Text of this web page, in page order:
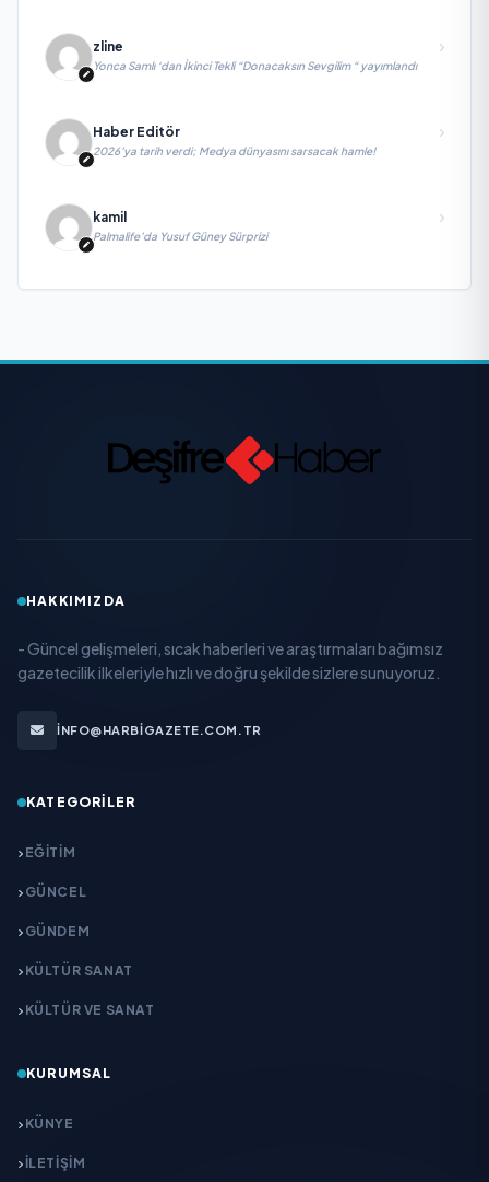
zline
Yonca Samlı ‘dan İkinci Tekli “Donacaksın Sevgilim “ yayımlandı
Haber Editör
2026’ya tarih verdi; Medya dünyasını sarsacak hamle!
kamil
Palmalife’da Yusuf Güney Sürprizi
HAKKIMIZDA
- Güncel gelişmeleri, sıcak haberleri ve araştırmaları bağımsız
gazetecilik ilkeleriyle hızlı ve doğru şekilde sizlere sunuyoruz.
INFO@HARBIGAZETE.COM.TR
KATEGORILER
EĞITIM
GÜNCEL
GÜNDEM
KÜLTÜR SANAT
KÜLTÜR VE SANAT
KURUMSAL
KÜNYE
İLETIŞIM